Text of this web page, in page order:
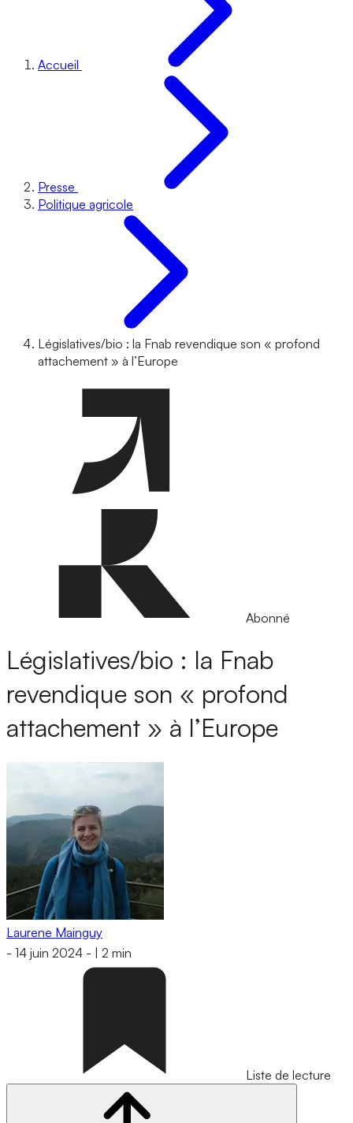
Accueil
Presse
Politique agricole
Législatives/bio : la Fnab revendique son « profond
attachement » à l’Europe
Abonné
Législatives/bio : la Fnab
revendique son « profond
attachement » à l’Europe
Laurene Mainguy
- 14 juin 2024 - 2 min
Liste de lecture